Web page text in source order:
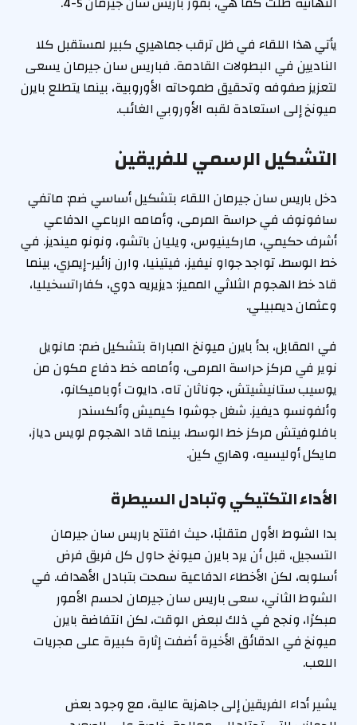
يأتي هذا اللقاء في ظل ترقب جماهيري كبير لمستقبل كلا
الناديين في البطولات القادمة. فباريس سان جيرمان يسعى
لتعزيز صفوفه وتحقيق طموحاته الأوروبية، بينما يتطلع بايرن
ميونخ إلى استعادة لقبه الأوروبي الغائب.
التشكيل الرسمي للفريقين
دخل باريس سان جيرمان اللقاء بتشكيل أساسي ضم: ماتفي
سافونوف في حراسة المرمى، وأمامه الرباعي الدفاعي
أشرف حكيمي، ماركينيوس، ويليان باتشو، ونونو مينديز. في
خط الوسط، تواجد جواو نيفيز، فيتينيا، وارن زائير-إيمري، بينما
قاد خط الهجوم الثلاثي المميز: ديزيريه دوي، كفاراتسخيليا،
وعثمان ديمبيلي.
في المقابل، بدأ بايرن ميونخ المباراة بتشكيل ضم: مانويل
نوير في مركز حراسة المرمى، وأمامه خط دفاع مكون من
يوسيب ستانيشيتش، جوناثان تاه، دايوت أوباميكانو،
وألفونسو ديفيز. شغل جوشوا كيميش وألكسندر
بافلوفيتش مركز خط الوسط، بينما قاد الهجوم لويس دياز،
مايكل أوليسيه، وهاري كين.
الأداء التكتيكي وتبادل السيطرة
بدا الشوط الأول متقلبًا، حيث افتتح باريس سان جيرمان
التسجيل، قبل أن يرد بايرن ميونخ. حاول كل فريق فرض
أسلوبه، لكن الأخطاء الدفاعية سمحت بتبادل الأهداف. في
الشوط الثاني، سعى باريس سان جيرمان لحسم الأمور
مبكرًا، ونجح في ذلك لبعض الوقت، لكن انتفاضة بايرن
ميونخ في الدقائق الأخيرة أضفت إثارة كبيرة على مجريات
اللعب.
يشير أداء الفريقين إلى جاهزية عالية، مع وجود بعض